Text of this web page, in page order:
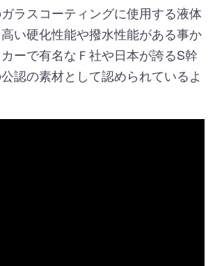
ラスコーティングに使用する液体
い硬化性能や撥水性能がある事か
ーで有名なＦ社や日本が誇るS幹
認の素材として認められているよ